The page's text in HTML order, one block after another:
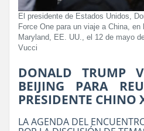
El presidente de Estados Unidos,
Force One para un viaje a China, en
Maryland, EE. UU., el 12 de mayo
Vucci
DONALD TRUMP
BEIJING PARA
PRESIDENTE CHINO
LA AGENDA DEL